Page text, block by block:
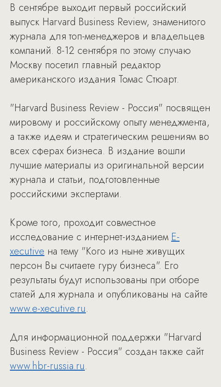
В сентябре выходит первый российский
выпуск Harvard Business Review, знаменитого
журнала для топ-менеджеров и владельцев
компаний. 8-12 сентября по этому случаю
Москву посетил главный редактор
американского издания Томас Стюарт.
"Harvard Business Review - Россия" посвящен
мировому и российскому опыту менеджмента,
а также идеям и стратегическим решениям во
всех сферах бизнеса. В издание вошли
лучшие материалы из оригинальной версии
журнала и статьи, подготовленные
российскими экспертами.
Кроме того, проходит совместное
исследование с интернет-изданиемE-
xecutive на тему "Кого из ныне живущих
персон Вы считаете гуру бизнеса". Его
результаты будут использованы при отборе
статей для журнала и опубликованы на сайте
www.e-xecutive.ru.
Для информационной поддержки "Harvard
Business Review - Россия" создан также сайт
www.hbr-russia.ru.